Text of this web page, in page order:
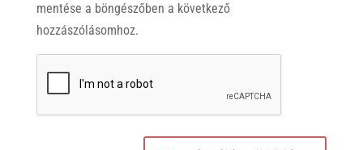
mentése a böngészőben a következő
hozzászólásomhoz.